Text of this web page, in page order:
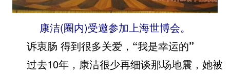
康洁(圈内)受邀参加上海世博会。
诉衷肠 得到很多关爱，“我是幸运的”
过去10年，康洁很少再细谈那场地震，她被